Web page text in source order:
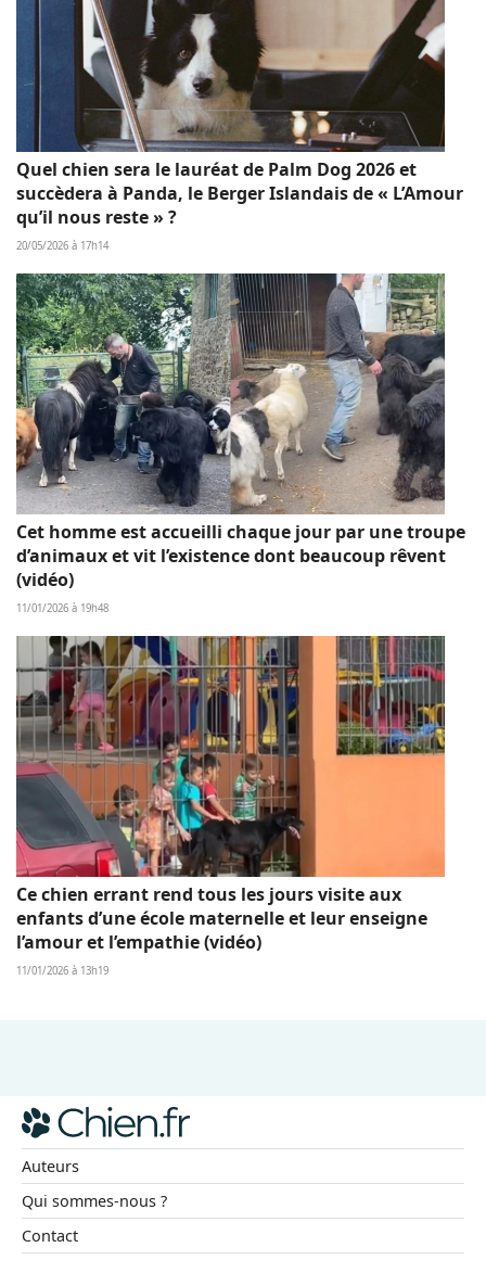
Quel chien sera le lauréat de Palm Dog 2026 et
succèdera à Panda, le Berger Islandais de « L’Amour
qu’il nous reste » ?
20/05/2026 à 17h14
Cet homme est accueilli chaque jour par une troupe
d’animaux et vit l’existence dont beaucoup rêvent
(vidéo)
11/01/2026 à 19h48
Ce chien errant rend tous les jours visite aux
enfants d’une école maternelle et leur enseigne
l’amour et l’empathie (vidéo)
11/01/2026 à 13h19
Auteurs
Qui sommes-nous ?
Contact